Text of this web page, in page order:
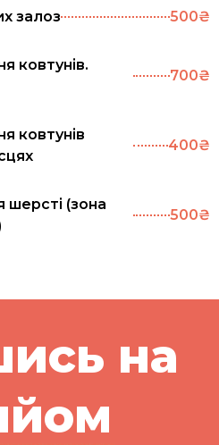
залоз 500₴
ковтунів.
700₴
ковтунів
400₴
шерсті (зона
500₴
на